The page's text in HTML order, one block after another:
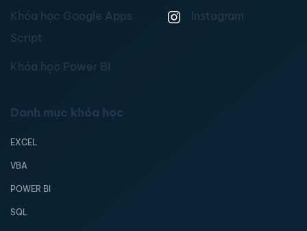
Khóa học Google Apps
Script
Khóa học Power BI
Instagram
Danh mục khóa học
EXCEL
VBA
POWER BI
SQL